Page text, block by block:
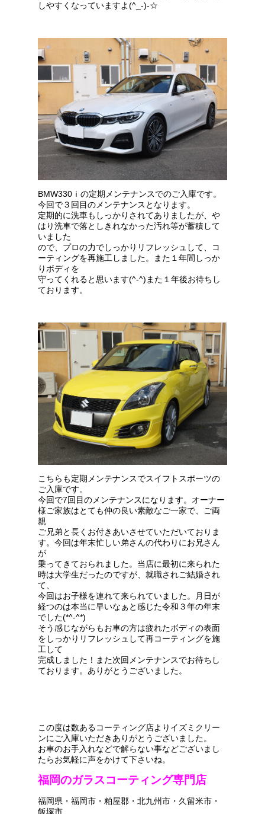
しやすくなっていますよ(^_-)-☆
BMW330ｉの定期メンテナンスでのご入庫です。
今回で３回目のメンテナンスとなります。
定期的に洗車もしっかりされてありましたが、や
はり洗車で落としきれなかった汚れ等が蓄積して
いました
ので、プロの力でしっかりリフレッシュして、コ
ーティングを再施工しました。また１年間しっか
りボディを
守ってくれると思います(^-^)また１年後お待ちし
ております。
こちらも定期メンテナンスでスイフトスポーツの
ご入庫です。
今回で7回目のメンテナンスになります。オーナー
様ご家族はとても仲の良い素敵なご一家で、ご両
親
ご兄弟と長くお付きあいさせていただいておりま
す。今回は年末忙しい弟さんの代わりにお兄さん
が
乗ってきておられました。当店に最初に来られた
時は大学生だったのですが、就職されご結婚され
て、
今回はお子様を連れて来られていました。月日が
経つのは本当に早いなぁと感じた令和３年の年末
でした(*^-^*)
そう感じながらもお車の方は疲れたボディの表面
をしっかりリフレッシュして再コーティングを施
工して
完成しました！また次回メンテナンスでお待ちし
ております。ありがとうございました。
この度は数あるコーティング店よりイズミクリー
ンにご入庫いただきありがとうございました。
お車のお手入れなどで解らない事などございまし
たらお気軽に声をかけて下さいね。
福岡のガラスコーティング専門店
福岡県・福岡市・粕屋郡・北九州市・久留米市・
飯塚市